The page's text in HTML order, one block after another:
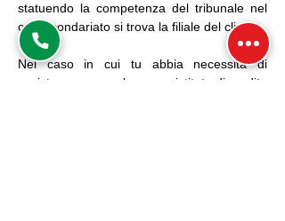
statuendo la competenza del tribunale nel
cui circondariato si trova la filiale del cliente.
Nel caso in cui tu abbia necessitá di
assistenza con un banca  o istituto di credito